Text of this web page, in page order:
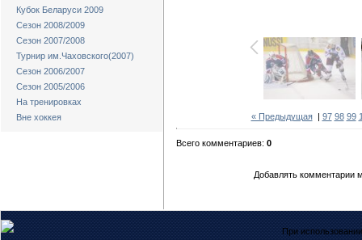
Кубок Беларуси 2009
Сезон 2008/2009
Сезон 2007/2008
Турнир им.Чаховского(2007)
Сезон 2006/2007
Сезон 2005/2006
На тренировках
Вне хоккея
« Предыдущая| 97 98 99
Всего комментариев: 0
Добавлять комментарии
При